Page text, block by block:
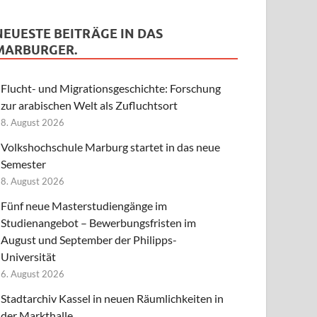
BEITRÄGE IN DAS
Flucht- und Migrationsgeschichte: Forschung
zur arabischen Welt als Zufluchtsort
8. August 2026
Volkshochschule Marburg startet in das neue
Semester
8. August 2026
Fünf neue Masterstudiengänge im
Studienangebot – Bewerbungsfristen im
August und September der Philipps-
Universität
6. August 2026
Stadtarchiv Kassel in neuen Räumlichkeiten in